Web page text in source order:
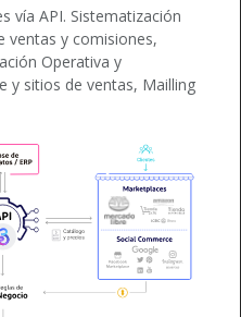
vía API. Sistematización
ventas y comisiones,
Operativa y
y sitios de ventas, Mailling